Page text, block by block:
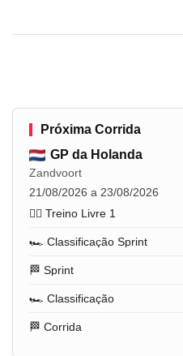
Próxima Corrida
GP da Holanda
Zandvoort
21/08/2026 a 23/08/2026
🏋️‍♂️ Treino Livre 1
🏎️ Classificação Sprint
🏁 Sprint
🏎️ Classificação
🏁 Corrida